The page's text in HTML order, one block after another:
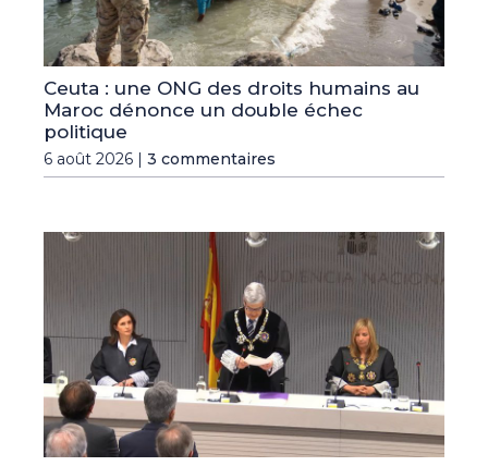
Ceuta : une ONG des droits humains au
Maroc dénonce un double échec
politique
6 août 2026 | 3 commentaires